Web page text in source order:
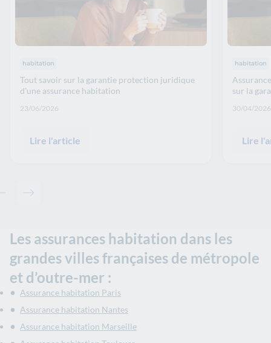
Thématiques : :
habitation
Tout savoir sur la garantie protection juridique
d'une assurance habitation
Date de publication: :
23/06/2026
Lire l'article
habitation
sur la
Date de
30/04/2026
Lire
Contenu précédent - Articles associés
Contenu suivant - Articles associés
Les assurances habitation dans les
grandes villes françaises de métropole
et d’outre-mer :
Assurance habitation Paris
Assurance habitation Nantes
Assurance habitation Marseille